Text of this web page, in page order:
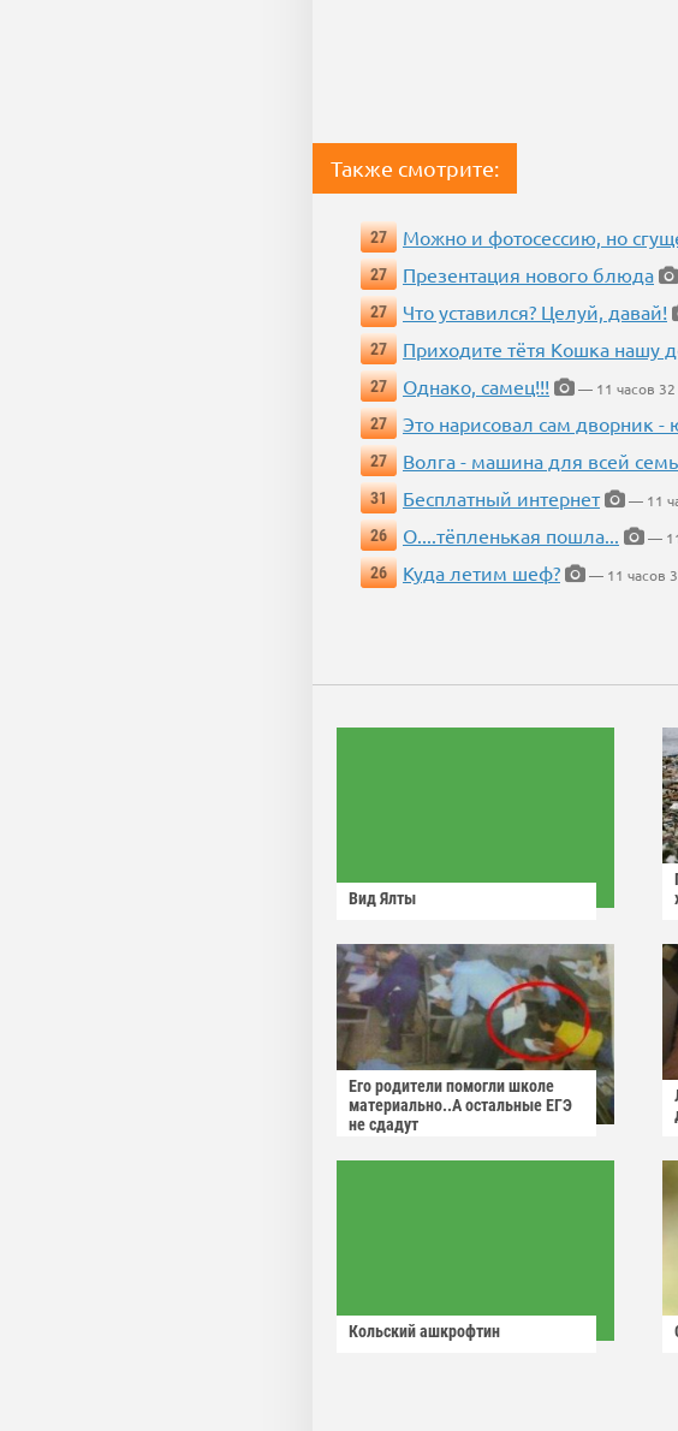
Также смотрите:
27 Можно и фотосессию, но
27
Презентация нового блюда
27
Что уставился? Целуй, давай!
27
Приходите тётя Кошка нашу
27
Однако, самец!!!
— 11 часов
27
Это нарисовал сам дворник -
27
Волга - машина для всей
31
Бесплатный интернет
— 11
26
О....тёпленькая пошла...
—
26
Куда летим шеф? — 11 часов
Вид Ялты
Его родители помогли школе
материально..А остальные ЕГЭ
не сдадут
Кольский ашкрофтин